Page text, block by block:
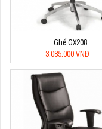
Ghế GX208
3.085.000 VNĐ